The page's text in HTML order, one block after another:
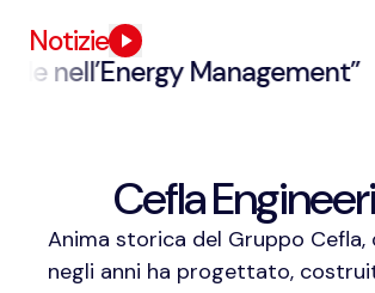
Notizie
Management”
Cefla
Anima storica del Gruppo Cefla,
negli anni ha progettato,